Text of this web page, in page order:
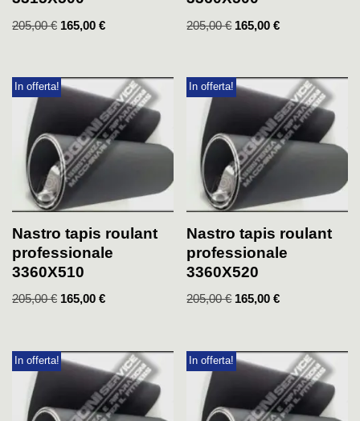
205,00€ 165,00 € 205,00€ 165,00€
In offerta!
Nastro tapis roulant
professionale
3360X510
205,00€ 165,00 €
In offerta!
Nastro tapis roulant
professionale
3360X520
205,00€ 165,00€
In offerta! In offerta!